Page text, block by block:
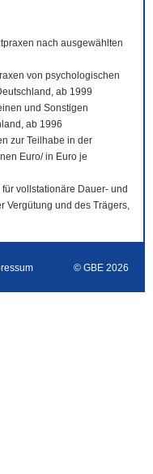
nach ausgewählten
von psychologischen
ab 1999
und Sonstigen
ab 1996
zur Teilhabe in der
Euro/ in Euro je
vollstationäre Dauer- und
Vergütung und des Trägers,
© GBE 2026